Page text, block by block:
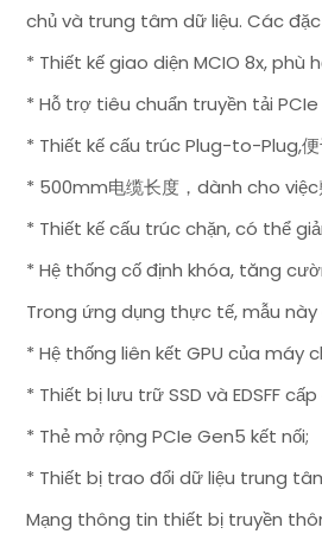
chủ và trung tâm dữ liệu. Các
* Thiết kế giao diện MCIO 8x,
* Hỗ trợ tiêu chuẩn truyền tải
* Thiết kế cấu trúc Plug-to-Plug,
* 500mm电缆长度，dành cho
* Thiết kế cấu trúc chặn, có thể
* Hệ thống cố định khóa, tăng
Trong ứng dụng thực tế, mẫu
* Hệ thống liên kết GPU của máy
* Thiết bị lưu trữ SSD và EDSFF
* Thẻ mở rộng PCIe Gen5 kết nối;
* Thiết bị trao đổi dữ liệu trung
Mạng thông tin thiết bị truyền